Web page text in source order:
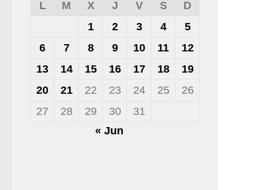
L
M X J V S
D
1
2 3 4
5
6
7 8 9 10 11
12
13
14 15 16 17 18
19
20
21 22 23 24 25
26
27
28 29 30
31
« Jun